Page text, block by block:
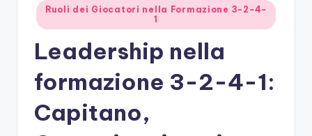
Posted
in
Ruoli dei Giocatori nella Formazione 3-2-4-
1
Leadership nella
formazione 3-2-4-1:
Capitano,